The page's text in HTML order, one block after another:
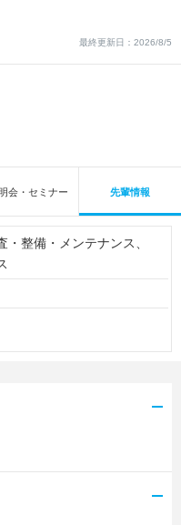
最終更新日：2026/8/5
会・セミナー 先輩情報
・整備・メンテナンス